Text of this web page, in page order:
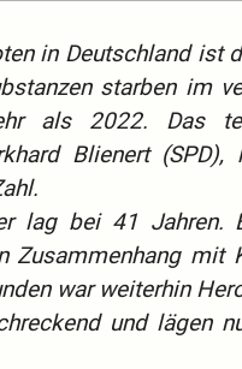
in Deutschland ist
starben im
als 2022. Das
Blienert
lag bei 41 Jahren.
Zusammenhang mit
war weiterhin
und lägen